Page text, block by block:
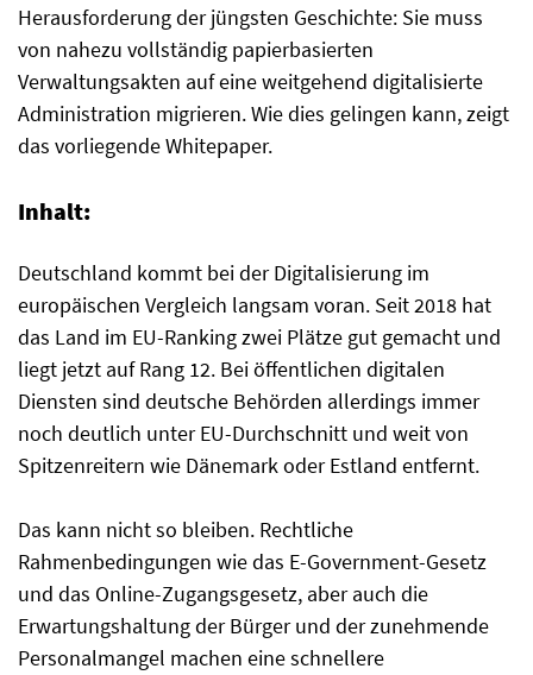
Herausforderung der jüngsten Geschichte: Sie muss
von nahezu vollständig papierbasierten
Verwaltungsakten auf eine weitgehend digitalisierte
Administration migrieren. Wie dies gelingen kann, zeigt
das vorliegende Whitepaper.
Inhalt:
Deutschland kommt bei der Digitalisierung im
europäischen Vergleich langsam voran. Seit 2018 hat
das Land im EU-Ranking zwei Plätze gut gemacht und
liegt jetzt auf Rang 12. Bei öffentlichen digitalen
Diensten sind deutsche Behörden allerdings immer
noch deutlich unter EU-Durchschnitt und weit von
Spitzenreitern wie Dänemark oder Estland entfernt.
Das kann nicht so bleiben. Rechtliche
Rahmenbedingungen wie das E-Government-Gesetz
und das Online-Zugangsgesetz, aber auch die
Erwartungshaltung der Bürger und der zunehmende
Personalmangel machen eine schnellere